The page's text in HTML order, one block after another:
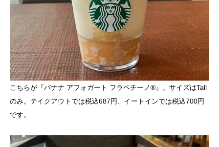
こちらが『バナナ アフォガート フラペチーノ®』。サイズはTall
のみ。テイクアウトでは税込687円、イートインでは税込700円
です。